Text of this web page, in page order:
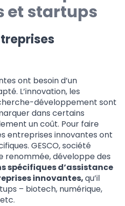
et startups
ont besoin d’un
L’innovation, les
développement sont
dans certains
un coût. Pour faire
entreprises innovantes ont
GESCO, société
renommée, développe des
spécifiques d’assistance
innovantes,qu’il
– biotech, numérique,